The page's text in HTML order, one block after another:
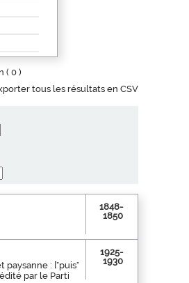
( 0 )
tous les résultats en CSV
1848-
1850
paysanne : ["puis"
par le Parti
1925-
1930